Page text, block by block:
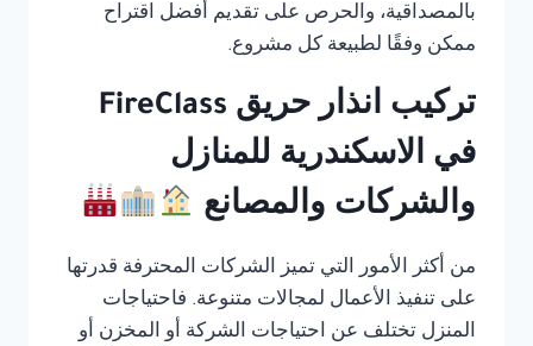
بالمصداقية، والحرص على تقديم أفضل اقتراح
ممكن وفقًا لطبيعة كل مشروع.
تركيب انذار حريق FireClass
في الاسكندرية للمنازل
والشركات والمصانع
من أكثر الأمور التي تميز الشركات المحترفة قدرتها
على تنفيذ الأعمال لمجالات متنوعة. فاحتياجات
المنزل تختلف عن احتياجات الشركة أو المخزن أو